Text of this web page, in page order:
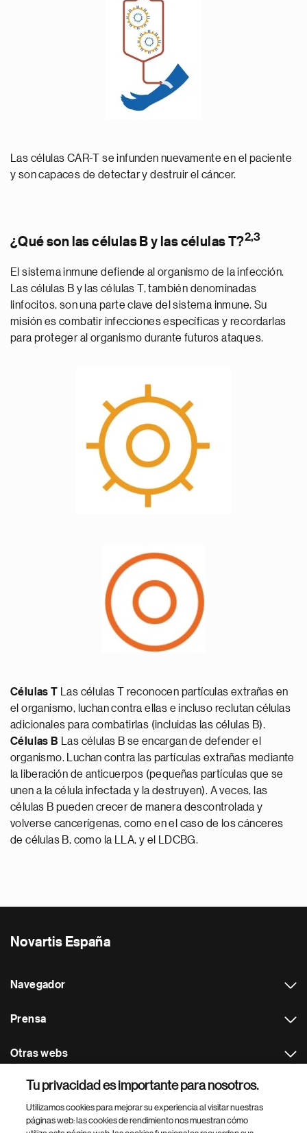
Las células CAR-T se infunden nuevamente en el paciente
y son capaces de detectar y destruir el cáncer.
¿Qué son las células B y las células T?2,3
El sistema inmune defiende al organismo de la infección.
Las células B y las células T, también denominadas
linfocitos, son una parte clave del sistema inmune. Su
misión es combatir infecciones específicas y recordarlas
para proteger al organismo durante futuros ataques.
Células T Las células T reconocen partículas extrañas en
el organismo, luchan contra ellas e incluso reclutan células
adicionales para combatirlas (incluidas las células B).
Células B
Las células B se encargan de defender el
organismo. Luchan contra las partículas extrañas mediante
la liberación de anticuerpos (pequeñas partículas que se
unen a la célula infectada y la destruyen). A veces, las
células B pueden crecer de manera descontrolada y
volverse cancerígenas, como en el caso de los cánceres
de células B, como la LLA, y el LDCBG.
Novartis España
Navegador
Prensa
Otras webs
Footer Site Search
Tu privacidad es importante para nosotros.
Utilizamos cookies para mejorar su experiencia al visitar nuestras
páginas web: las cookies de rendimiento nos muestran cómo